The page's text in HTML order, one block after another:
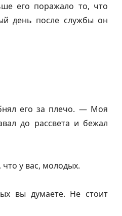
его поражало то, что
день после службы он
его за плечо. — Моя
до рассвета и бежал
у вас, молодых.
вы думаете. Не стоит